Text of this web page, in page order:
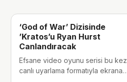
‘God of War’ Dizisinde
’Kratos’u Ryan Hurst
Canlandıracak
Efsane video oyunu serisi bu kez
canlı uyarlama formatıyla ekrana